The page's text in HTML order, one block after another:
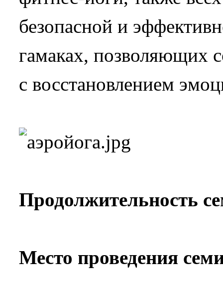
безопасной и
гамаках, позволяющих
с восстановлением
Продолжительность
Место проведения